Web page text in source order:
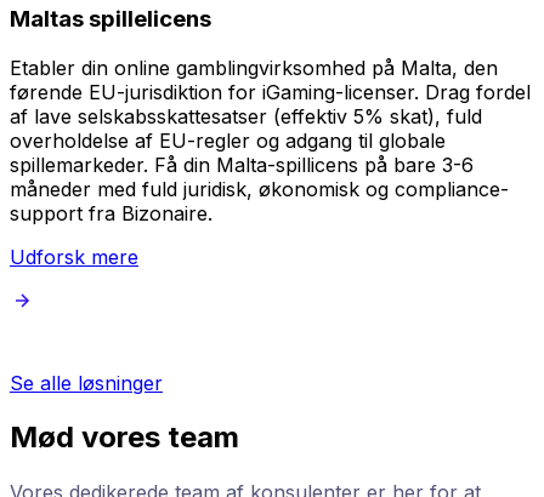
Maltas spillelicens
Etabler din online gamblingvirksomhed på Malta, den
førende EU-jurisdiktion for iGaming-licenser. Drag fordel
af lave selskabsskattesatser (effektiv 5% skat), fuld
overholdelse af EU-regler og adgang til globale
spillemarkeder. Få din Malta-spillicens på bare 3-6
måneder med fuld juridisk, økonomisk og compliance-
support fra Bizonaire.
Udforsk mere
Se alle løsninger
Mød vores team